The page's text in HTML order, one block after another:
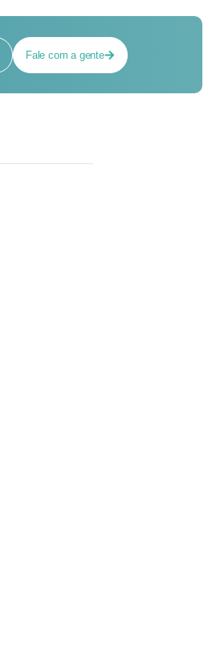
Fale com a gente